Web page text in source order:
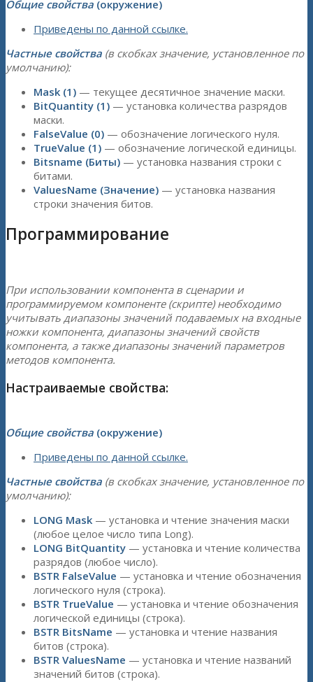
Общие свойства (окружение)
Приведены по данной ссылке.
Частные свойства (в скобках значение, установленное по
умолчанию):
Mask (1) — текущее десятичное значение маски.
BitQuantity (1) — установка количества разрядов
маски.
FalseValue (0) — обозначение логического нуля.
TrueValue (1) — обозначение логической единицы.
Bitsname (Биты) — установка названия строки с
битами.
ValuesName (Значение) — установка названия
строки значения битов.
Программирование
При использовании компонента в сценарии и
программируемом компоненте (скрипте) необходимо
учитывать диапазоны значений подаваемых на входные
ножки компонента, диапазоны значений свойств
компонента, а также диапазоны значений параметров
методов компонента.
Настраиваемые свойства:
Общие свойства (окружение)
Приведены по данной ссылке.
Частные свойства (в скобках значение, установленное по
умолчанию):
LONG Mask — установка и чтение значения маски
(любое целое число типа Long).
LONG BitQuantity — установка и чтение количества
разрядов (любое число).
BSTR FalseValue — установка и чтение обозначения
логического нуля (строка).
BSTR TrueValue — установка и чтение обозначения
логической единицы (строка).
BSTR BitsName — установка и чтение названия
битов (строка).
BSTR ValuesName — установка и чтение названий
значений битов (строка).